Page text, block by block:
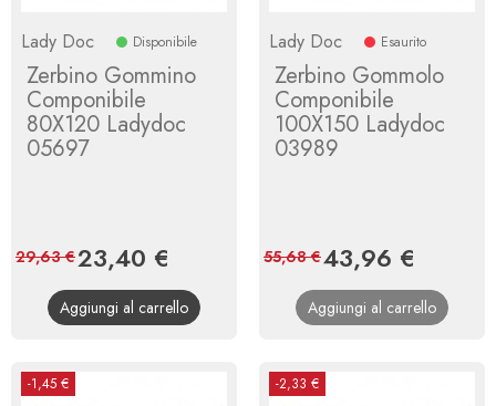
Lady Doc Disponibile
Zerbino Gommino
Componibile
80X120 Ladydoc
05697
Prezzo
23,40 €
base
29,63 €
Aggiungi al carrello
Lady Doc Esaurito
Zerbino Gommolo
Componibile
100X150 Ladydoc
03989
Prezzo
43,96 €
base
55,68 €
Aggiungi al carrello
-1,45 € -2,33 €